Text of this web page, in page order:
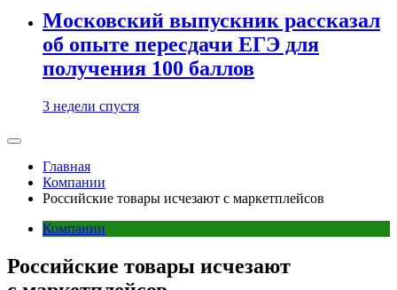
Московский выпускник рассказал
об опыте пересдачи ЕГЭ для
получения 100 баллов
3 недели спустя
Главная
Компании
Российские товары исчезают с маркетплейсов
Компании
Российские товары исчезают